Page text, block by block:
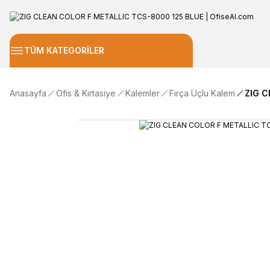
TÜM KATEGORİLER
Anasayfa Ofis & Kırtasiye Kalemler Fırça Uçlu Kalem ZIG